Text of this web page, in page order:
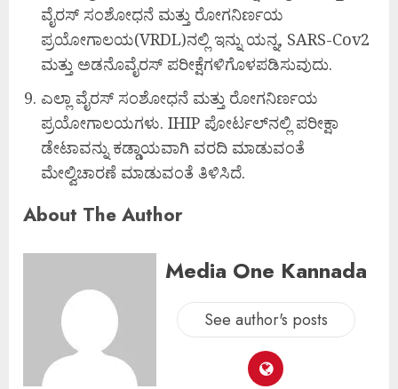
ವೈರಸ್ ಸಂಶೋಧನೆ ಮತ್ತು ರೋಗನಿರ್ಣಯ
ಪ್ರಯೋಗಾಲಯ(VRDL)ನಲ್ಲಿ ಇನ್ನು ಯನ್ನ, SARS-Cov2
ಮತ್ತು ಅಡನೊವೈರಸ್ ಪರೀಕ್ಷೆಗಳಿಗೊಳಪಡಿಸುವುದು.
ಎಲ್ಲಾ ವೈರಸ್ ಸಂಶೋಧನೆ ಮತ್ತು ರೋಗನಿರ್ಣಯ
ಪ್ರಯೋಗಾಲಯಗಳು. IHIP ಪೋರ್ಟಲ್‌ನಲ್ಲಿ ಪರೀಕ್ಷಾ
ಡೇಟಾವನ್ನು ಕಡ್ಡಾಯವಾಗಿ ವರದಿ ಮಾಡುವಂತೆ
ಮೇಲ್ವಿಚಾರಣೆ ಮಾಡುವಂತೆ ತಿಳಿಸಿದೆ.
About The Author
Media One Kannada
See author's posts